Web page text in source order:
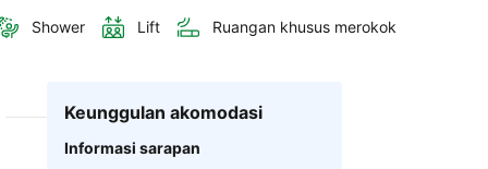
Shower Lift Ruangan khusus merokok
Keunggulan akomodasi
Informasi sarapan